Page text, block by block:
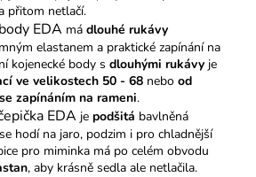
přitom netlačí.
EDA má dlouhé rukávy
elastanem a praktické zapínání na
kojenecké body s dlouhými rukávy je
ve velikostech 50 - 68 nebo od
zapínáním na rameni.
EDA je podšitá bavlněná
hodí na jaro, podzim i pro chladnější
pro miminka má po celém obvodu
, aby krásně sedla ale netlačila.